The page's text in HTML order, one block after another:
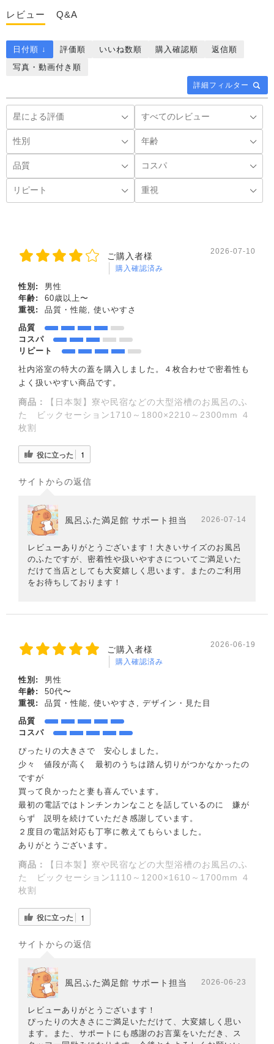
レビュー Q&A
詳細フィルター
日付順 ↓ 評価順 いいね数順 購入確認順
返信順
写真・動画付き順
ご購入者様
購入確認済み
2026-07-10
性別:
男性
年齢:
60歳以上〜
重視:
品質・性能, 使いやすさ
品質
コスパ
リピート
社内浴室の特大の蓋を購入しました。４枚合わせで密着性も
よく扱いやすい商品です。
商品：
【日本製】寮や民宿などの大型浴槽のお風呂のふ
た ビックセーション1710～1800×2210～2300mm ４
枚割
役に立った 1
サイトからの返信
風呂ふた満足館 サポート担当 2026-07-14
レビューありがとうございます！大きいサイズのお風呂
のふたですが、密着性や扱いやすさについてご満足いた
だけて当店としても大変嬉しく思います。またのご利用
をお待ちしております！
ご購入者様
購入確認済み
2026-06-19
性別:
男性
年齢:
50代〜
重視:
品質・性能, 使いやすさ, デザイン・見た目
品質
コスパ
ぴったりの大きさで 安心しました。
少々 値段が高く 最初のうちは踏ん切りがつかなかったの
ですが
買って良かったと妻も喜んでいます。
最初の電話ではトンチンカンなことを話しているのに 嫌が
らず 説明を続けていただき感謝しています。
２度目の電話対応も丁寧に教えてもらいました。
ありがとうございます。
商品：
【日本製】寮や民宿などの大型浴槽のお風呂のふ
た ビックセーション1110～1200×1610～1700mm ４
枚割
役に立った 1
サイトからの返信
風呂ふた満足館 サポート担当 2026-06-23
レビューありがとうございます！
ぴったりの大きさにご満足いただけて、大変嬉しく思い
ます。また、サポートにも感謝のお言葉をいただき、ス